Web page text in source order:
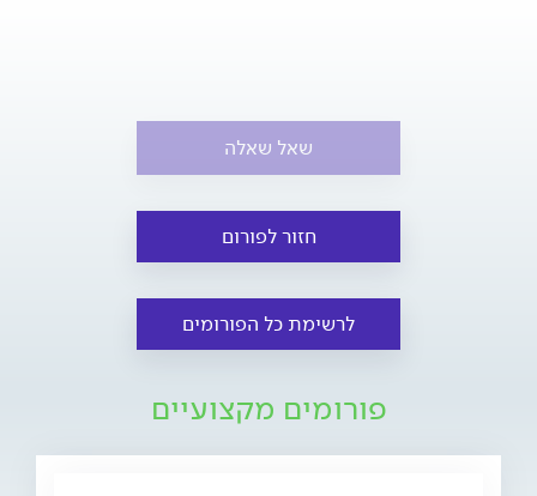
שאל שאלה
חזור לפורום
לרשימת כל הפורומים
פורומים מקצועיים